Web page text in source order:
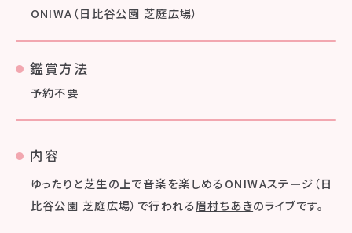
ONIWA（日比谷公園 芝庭広場）
鑑賞方法
予約不要
内容
ゆったりと芝生の上で音楽を楽しめるONIWAステージ（日
比谷公園 芝庭広場）で行われる眉村ちあきのライブです。